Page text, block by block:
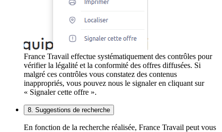
France Travail effectue systématiquement des contrôles pour
vérifier la légalité et la conformité des offres diffusées. Si
malgré ces contrôles vous constatez des contenus
inappropriés, vous pouvez nous le signaler en cliquant sur
« Signaler cette offre ».
8. Suggestions de recherche
En fonction de la recherche réalisée, France Travail peut vous